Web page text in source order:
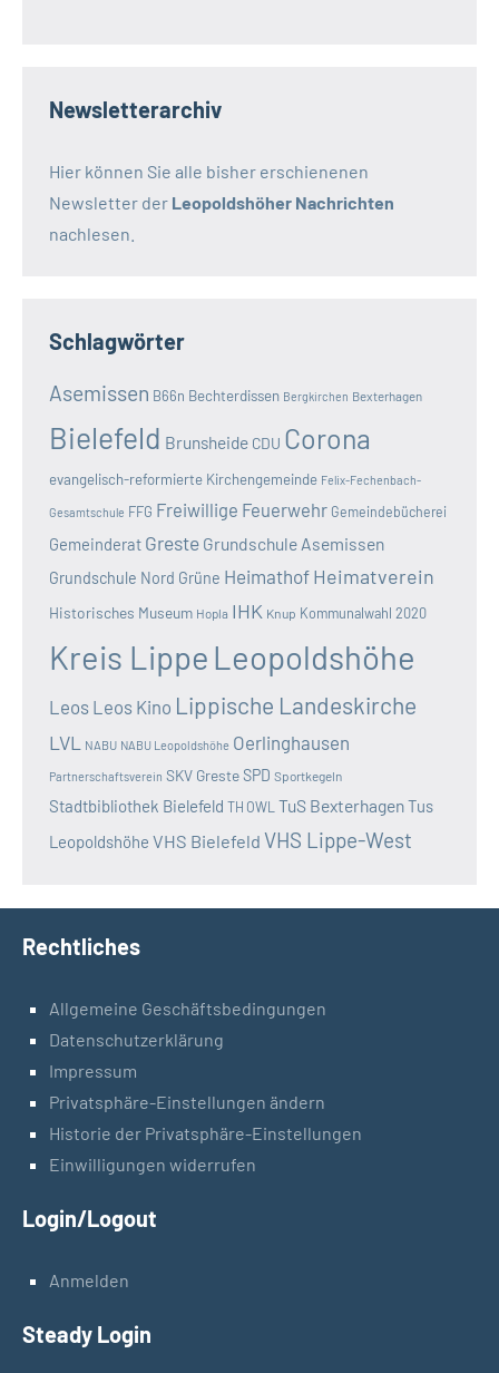
Newsletterarchiv
Hier können Sie alle bisher erschienenen
Newsletter der Leopoldshöher Nachrichten
nachlesen.
Schlagwörter
Asemissen B66n Bechterdissen Bergkirchen Bexterhagen
Bielefeld Brunsheide CDU Corona
evangelisch-reformierte Kirchengemeinde Felix-Fechenbach-
Gesamtschule FFG Freiwillige Feuerwehr Gemeindebücherei
Gemeinderat Greste Grundschule Asemissen
Grundschule Nord Grüne Heimathof Heimatverein
Historisches Museum Hopla IHK Knup Kommunalwahl 2020
Kreis Lippe Leopoldshöhe
Leos Leos Kino Lippische Landeskirche
LVL NABU NABU Leopoldshöhe Oerlinghausen
Partnerschaftsverein SKV GresteSPD Sportkegeln
Stadtbibliothek Bielefeld TH OWL TuS BexterhagenTus
Leopoldshöhe VHS Bielefeld VHS Lippe-West
Rechtliches
Allgemeine Geschäftsbedingungen
Datenschutzerklärung
Impressum
Privatsphäre-Einstellungen ändern
Historie der Privatsphäre-Einstellungen
Einwilligungen widerrufen
Login/Logout
Anmelden
Steady Login